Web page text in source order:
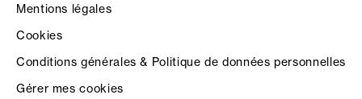
Mentions légales
Cookies
Conditions générales & Politique de données personnelles
Gérer mes cookies